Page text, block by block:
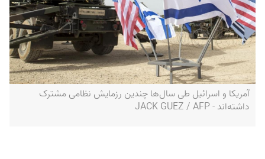
آمریکا و اسرائیل طی سال‌ها چندین رزمایش‌ نظامی مشترک
داشته‌اند - JACK GUEZ / AFP